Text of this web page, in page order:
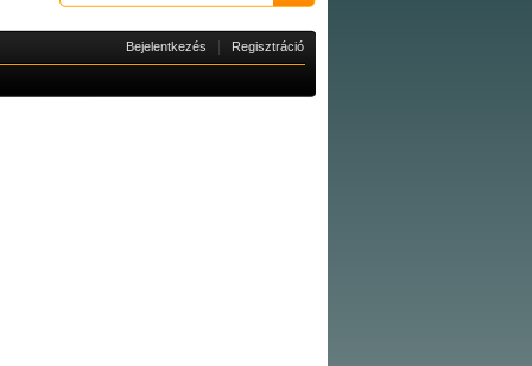
Bejelentkezés Regisztráció